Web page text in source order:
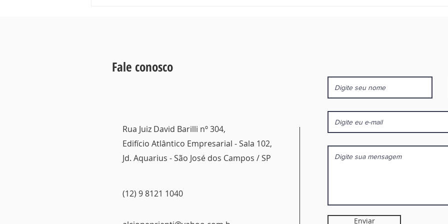
Fale conosco
Rua Juiz David Barilli nº 304,
Edifício Atlântico Empresarial - Sala 102,
Jd. Aquarius - São José dos Campos / SP
(12) 9 8121 1040
Enviar